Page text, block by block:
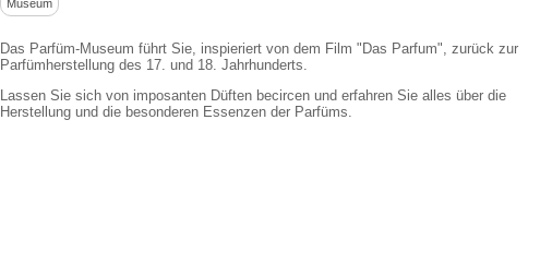
Museum
Das Parfüm-Museum führt Sie, inspieriert von dem Film "Das Parfum", zurück zur
Parfümherstellung des 17. und 18. Jahrhunderts.
Lassen Sie sich von imposanten Düften becircen und erfahren Sie alles über die
Herstellung und die besonderen Essenzen der Parfüms.